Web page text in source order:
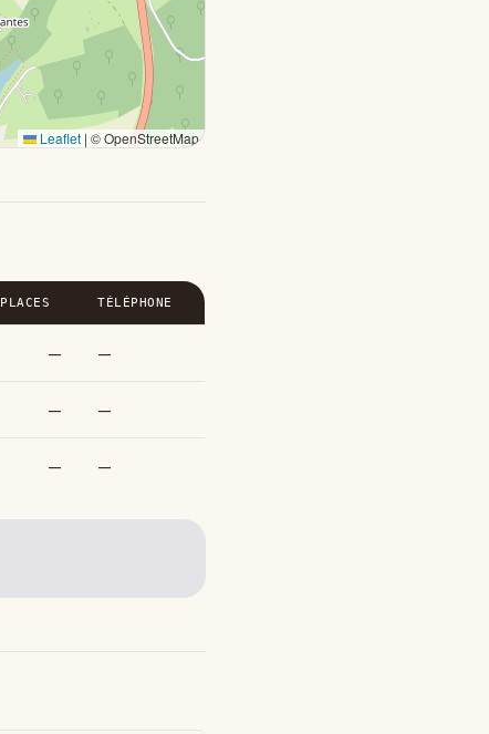
Leaflet | © OpenStreetMap
PLACES TÉLÉPHONE
— —
— —
— —